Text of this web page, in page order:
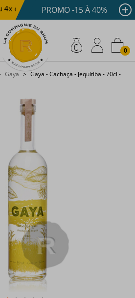
4x dès 100 € Livraison offerte
PROMO -15 À 40%
0
Gaya
Gaya - Cachaça - Jequitiba - 70cl -